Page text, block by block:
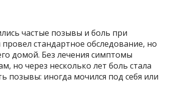
частые позывы и боль при
стандартное обследование, но
домой. Без лечения симптомы
но через несколько лет боль стала
позывы: иногда мочился под себя или